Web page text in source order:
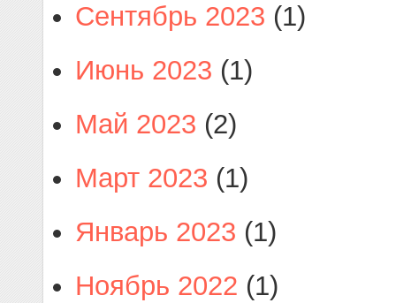
Сентябрь 2023 (1)
Июнь 2023 (1)
Май 2023 (2)
Март 2023 (1)
Январь 2023 (1)
Ноябрь 2022 (1)